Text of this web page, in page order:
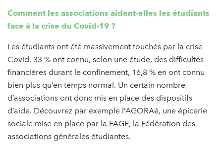
Comment les associations aident-elles les étudiants
face à la crise du Covid-19 ?
Les étudiants ont été massivement touchés par la crise
Covid. 33 % ont connu, selon une étude, des difficultés
financières durant le confinement, 16,8 % en ont connu
bien plus qu’en temps normal. Un certain nombre
d’associations ont donc mis en place des dispositifs
d’aide. Découvrez par exemple l’AGORAé, une épicerie
sociale mise en place par la FAGE, la Fédération des
associations générales étudiantes.